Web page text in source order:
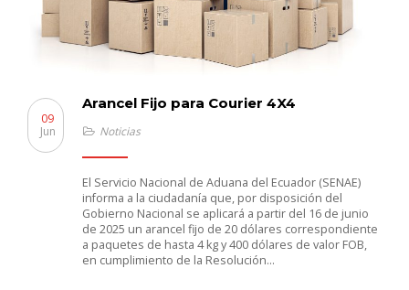
Arancel Fijo para Courier 4X4
09
Jun
Noticias
El Servicio Nacional de Aduana del Ecuador (SENAE)
informa a la ciudadanía que, por disposición del
Gobierno Nacional se aplicará a partir del 16 de junio
de 2025 un arancel fijo de 20 dólares correspondiente
a paquetes de hasta 4 kg y 400 dólares de valor FOB,
en cumplimiento de la Resolución…